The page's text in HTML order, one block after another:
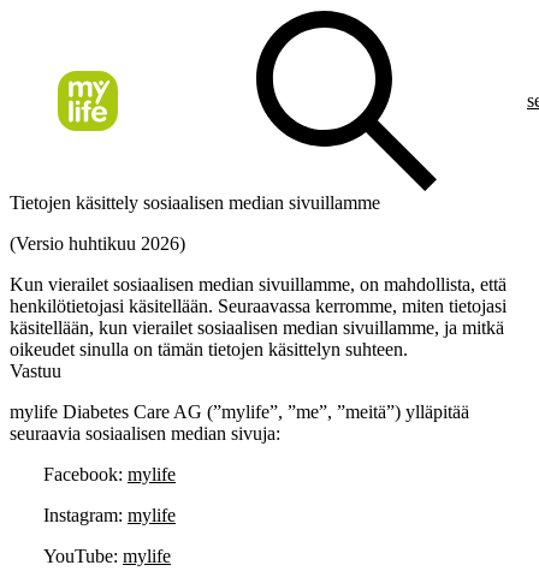
Tietojen käsittely sosiaalisen median sivuillamme
(Versio huhtikuu 2026)
Kun vierailet sosiaalisen median sivuillamme, on mahdollista, että
henkilötietojasi käsitellään. Seuraavassa kerromme, miten tietojasi
käsitellään, kun vierailet sosiaalisen median sivuillamme, ja mitkä
oikeudet sinulla on tämän tietojen käsittelyn suhteen.
Vastuu
mylife Diabetes Care AG (”mylife”, ”me”, ”meitä”) ylläpitää
seuraavia sosiaalisen median sivuja:
Facebook: mylife
Instagram: mylife
YouTube: mylife